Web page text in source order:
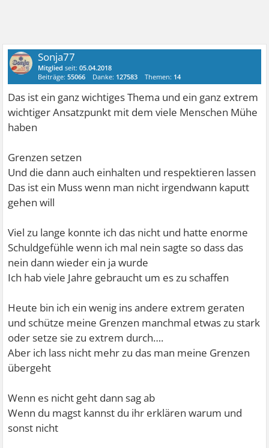
Sonja77
Mitglied seit:05.04.2018
Beiträge:55066 Danke: 127583 Themen: 14
Das ist ein ganz wichtiges Thema und ein ganz extrem
wichtiger Ansatzpunkt mit dem viele Menschen Mühe
haben
Grenzen setzen
Und die dann auch einhalten und respektieren lassen
Das ist ein Muss wenn man nicht irgendwann kaputt
gehen will
Viel zu lange konnte ich das nicht und hatte enorme
Schuldgefühle wenn ich mal nein sagte so dass das
nein dann wieder ein ja wurde
Ich hab viele Jahre gebraucht um es zu schaffen
Heute bin ich ein wenig ins andere extrem geraten
und schütze meine Grenzen manchmal etwas zu stark
oder setze sie zu extrem durch….
Aber ich lass nicht mehr zu das man meine Grenzen
übergeht
Wenn es nicht geht dann sag ab
Wenn du magst kannst du ihr erklären warum und
sonst nicht